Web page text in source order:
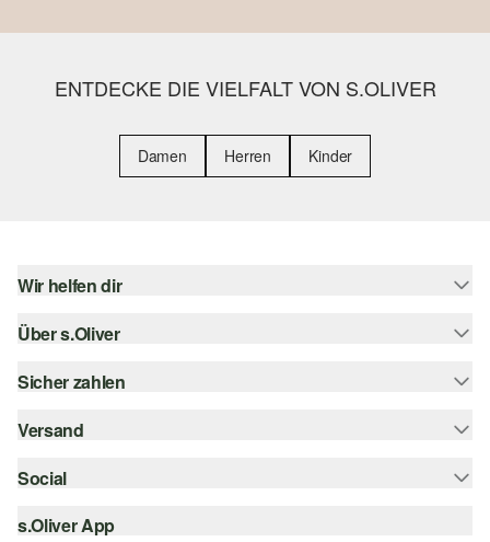
ENTDECKE DIE VIELFALT VON S.OLIVER
Damen Herren Kinder
Wir helfen dir
Hilfe & FAQ
Größenberatung
Über s.Oliver
Newsletter
s.Oliver Card
Wunschliste
Sicher zahlen
Rechnung
Kreditkarte
Versand
Sendungsverfolgung
SwissPost
Social
instagram
s.Oliver App